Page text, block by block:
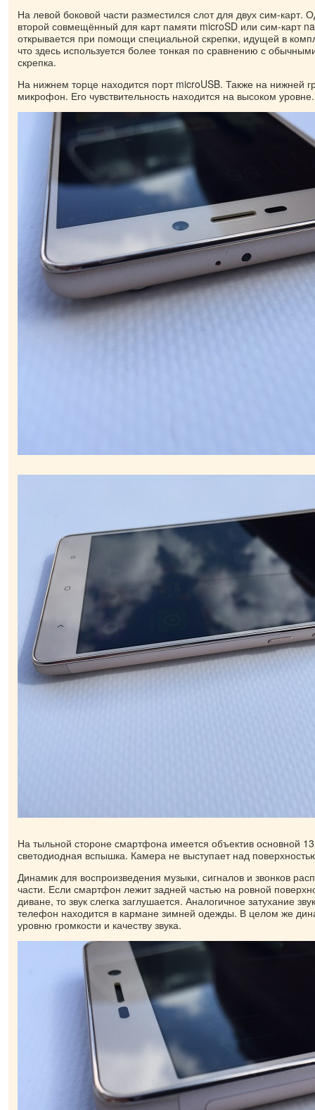
На левой боковой части разместился слот для двух сим-карт.
второй совмещённый для карт памяти microSD или сим-карт
открывается при помощи специальной скрепки, идущей в
что здесь используется более тонкая по сравнению с
скрепка.
На нижнем торце находится порт microUSB. Также на нижней
микрофон. Его чувствительность находится на высоком уровне.
На тыльной стороне смартфона имеется объектив основной
светодиодная вспышка. Камера не выступает над
Динамик для воспроизведения музыки, сигналов и звонков
части. Если смартфон лежит задней частью на ровной
диване, то звук слегка заглушается. Аналогичное затухание
телефон находится в кармане зимней одежды. В целом же
уровню громкости и качеству звука.